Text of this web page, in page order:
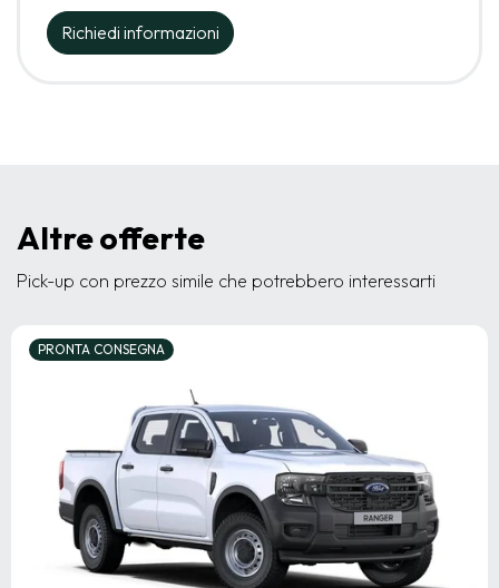
Richiedi informazioni
Altre offerte
Pick-up con prezzo simile che potrebbero interessarti
PRONTA CONSEGNA